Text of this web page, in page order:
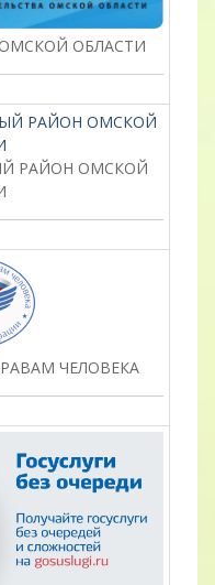
ОБЛАСТИ
РАЙОН ОМСКОЙ
ЧЕЛОВЕКА